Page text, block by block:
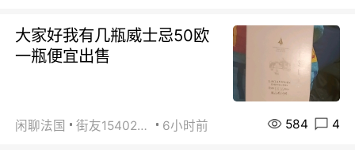
大家好我有几瓶威士忌50欧
一瓶便宜出售
闲聊法国 街友15402223 6小时前 584 4